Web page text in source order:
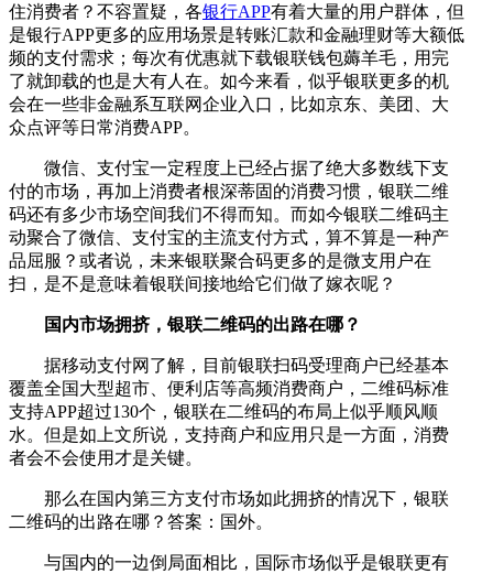
住消费者？不容置疑，各银行APP有着大量的用户群体，但
是银行APP更多的应用场景是转账汇款和金融理财等大额低
频的支付需求；每次有优惠就下载银联钱包薅羊毛，用完
了就卸载的也是大有人在。如今来看，似乎银联更多的机
会在一些非金融系互联网企业入口，比如京东、美团、大
众点评等日常消费APP。
微信、支付宝一定程度上已经占据了绝大多数线下支
付的市场，再加上消费者根深蒂固的消费习惯，银联二维
码还有多少市场空间我们不得而知。而如今银联二维码主
动聚合了微信、支付宝的主流支付方式，算不算是一种产
品屈服？或者说，未来银联聚合码更多的是微支用户在
扫，是不是意味着银联间接地给它们做了嫁衣呢？
国内市场拥挤，银联二维码的出路在哪？
据移动支付网了解，目前银联扫码受理商户已经基本
覆盖全国大型超市、便利店等高频消费商户，二维码标准
支持APP超过130个，银联在二维码的布局上似乎顺风顺
水。但是如上文所说，支持商户和应用只是一方面，消费
者会不会使用才是关键。
那么在国内第三方支付市场如此拥挤的情况下，银联
二维码的出路在哪？答案：国外。
与国内的一边倒局面相比，国际市场似乎是银联更有